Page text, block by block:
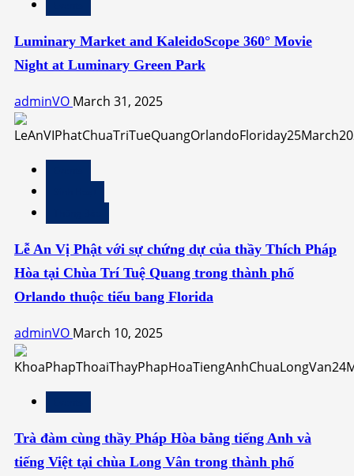
Luminary Market and KaleidoScope 360° Movie
Night at Luminary Green Park
adminVO March 31, 2025
Lễ An Vị Phật với sự chứng dự của thầy Thích Pháp
Hòa tại Chùa Trí Tuệ Quang trong thành phố
Orlando thuộc tiểu bang Florida
adminVO March 10, 2025
Trà đàm cùng thầy Pháp Hòa bằng tiếng Anh và
tiếng Việt tại chùa Long Vân trong thành phố